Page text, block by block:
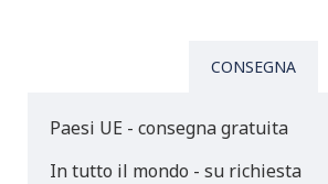
CONSEGNA
Paesi UE - consegna gratuita
In tutto il mondo - su richiesta